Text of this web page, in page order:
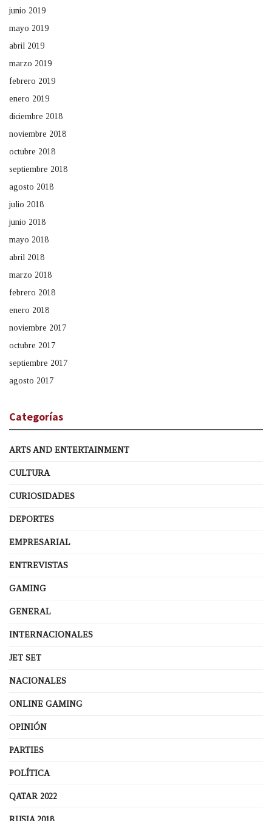
junio 2019
mayo 2019
abril 2019
marzo 2019
febrero 2019
enero 2019
diciembre 2018
noviembre 2018
octubre 2018
septiembre 2018
agosto 2018
julio 2018
junio 2018
mayo 2018
abril 2018
marzo 2018
febrero 2018
enero 2018
noviembre 2017
octubre 2017
septiembre 2017
agosto 2017
Categorías
ARTS AND ENTERTAINMENT
CULTURA
CURIOSIDADES
DEPORTES
EMPRESARIAL
ENTREVISTAS
GAMING
GENERAL
INTERNACIONALES
JET SET
NACIONALES
ONLINE GAMING
OPINIÓN
PARTIES
POLÍTICA
QATAR 2022